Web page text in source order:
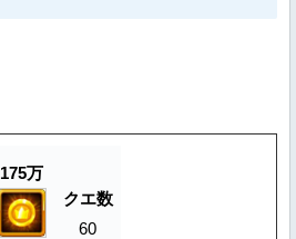
175万
クエ数
60